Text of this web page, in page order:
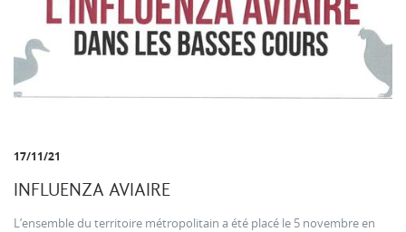
17/11/21
INFLUENZA AVIAIRE
L’ensemble du territoire métropolitain a été placé le 5 novembre en